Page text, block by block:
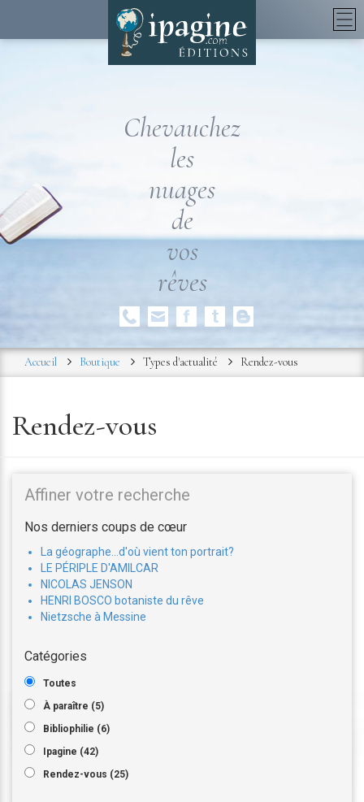
Chevauchez
les
nuages
de
vos
rêves
Accueil Boutique Types d'actualité Rendez-vous
Rendez-vous
Affiner votre recherche
Nos derniers coups de cœur
La géographe...d'où vient ton portrait?
LE PÉRIPLE D'AMILCAR
NICOLAS JENSON
HENRI BOSCO botaniste du rêve
Nietzsche à Messine
Catégories
Toutes
À paraître (5)
Bibliophilie (6)
Ipagine (42)
Rendez-vous (25)